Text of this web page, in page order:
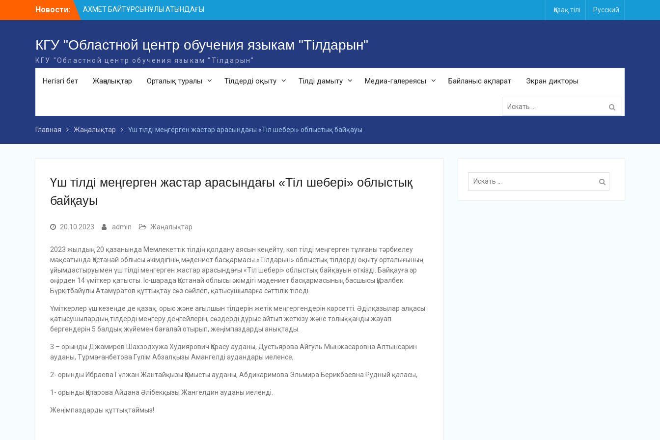
Новости:
АХМЕТ БАЙТҰРСЫНҰЛЫ АТЫНДАҒЫ
«ҮЗДІК ОҚЫТУШЫ-2026» ОБЛЫСТЫҚ
«Мемлекеттік тіл – Тәуелсіздік
символы» облыстық байқауы
Оқытудың мазмұны: тілдік дағдылар
Қазақ тілі Русский
КГУ "Областной центр обучения языкам "Тілдарын"
КГУ "Областной центр обучения языкам "Тілдарын"
Негізгі бет Жаңалықтар Орталық туралы Тілдерді оқыту Тілді дамыту Медиа-галереясы Байланыс ақпарат Экран дикторы
Поиск
для:
Главная Жаңалықтар Үш тілді меңгерген жастар арасындағы «Тіл шебері» облыстық байқауы
Үш тілді меңгерген жастар арасындағы «Тіл шебері» облыстық
байқауы
20.10.2023 admin Жаңалықтар
2023 жылдың 20 қазанында Мемлекеттік тілдің қолдану аясын кеңейту, көп тілді меңгерген тұлғаны тәрбиелеу
мақсатында Қостанай облысы әкімдігінің мәдениет басқармасы «Тілдарын» облыстық тілдерді оқыту орталығының
ұйымдастыруымен үш тілді меңгерген жастар арасындағы «Тіл шебері» облыстық байқауын өткізді. Байқауға әр
өңірден 14 үміткер қатысты. Іс-шарада Қостанай облысы әкімдігі мәдениет басқармасының басшысы Құралбек
Бүркітбайұлы Атамұратов құттықтау сөз сөйлеп, қатысушыларға сәттілік тіледі.
Үміткерлер үш кезеңде де қазақ, орыс және ағылшын тілдерін жетік меңгергендерін көрсетті. Әділқазылар алқасы
қатысушылардың тілдерді меңгеру деңгейлерін, сөздерді дұрыс айтып жеткізу және толыққанды жауап
бергендерін 5 балдық жүйемен бағалай отырып, жеңімпаздарды анықтады.
3 – орынды Джамиров Шахзодхужа Худиярович Қарасу ауданы, Дустьярова Айгуль Мынжасаровна Алтынсарин
ауданы, Тұрмағанбетова Гүлім Абзалқызы Амангелді аудандары иеленсе,
2- орынды Ибраева Гүлжан Жантайқызы Қамысты ауданы, Абдикаримова Эльмира Берикбаевна Рудный қаласы,
1- орынды Қапарова Айдана Әлібекқызы Жангелдин ауданы иеленді.
Жеңімпаздарды құттықтаймыз!
Поиск
для: